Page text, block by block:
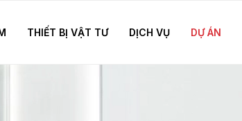
THIẾT BỊ VẬT TƯ DỊCH VỤ DỰ ÁN